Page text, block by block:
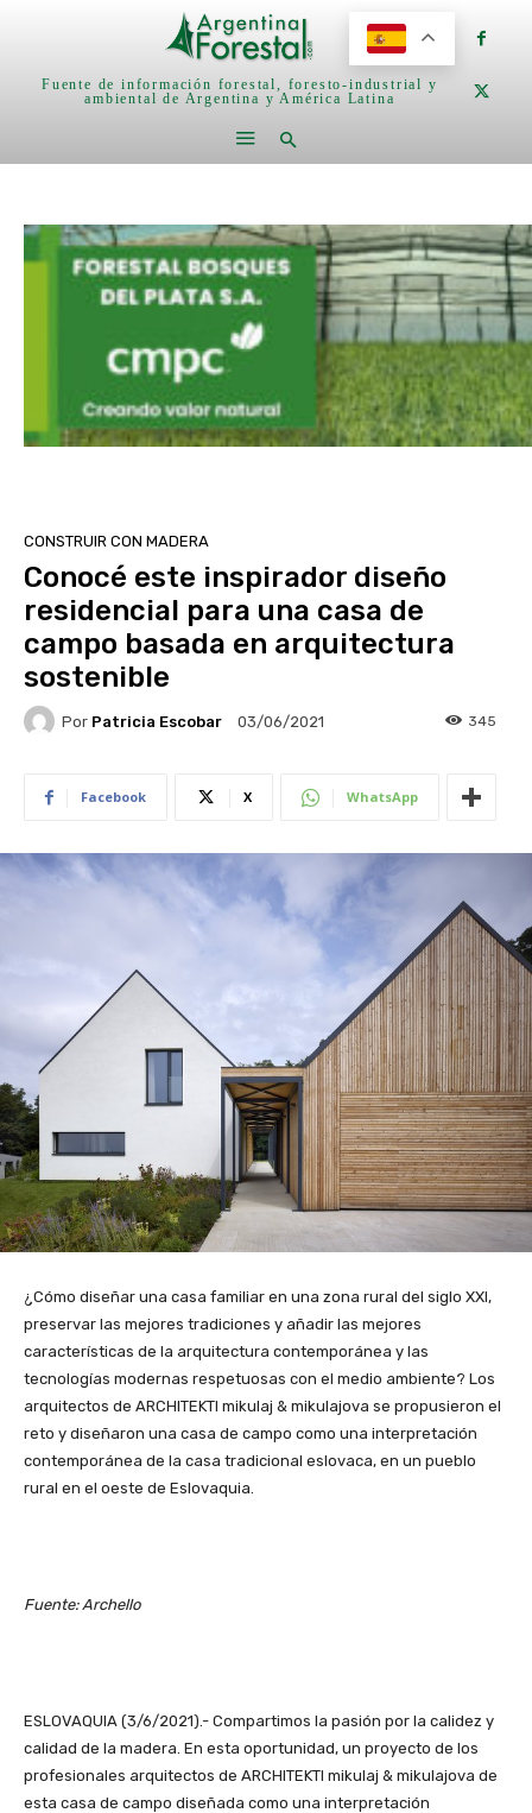
Fuente de información forestal, foresto-industrial y
ambiental de Argentina y América Latina
CONSTRUIR CON MADERA
Conocé este inspirador diseño
residencial para una casa de
campo basada en arquitectura
sostenible
Por Patricia Escobar 03/06/2021 345
Facebook X WhatsApp
¿Cómo diseñar una casa familiar en una zona rural del siglo XXI,
preservar las mejores tradiciones y añadir las mejores
características de la arquitectura contemporánea y las
tecnologías modernas respetuosas con el medio ambiente? Los
arquitectos de ARCHITEKTI mikulaj & mikulajova se propusieron el
reto y diseñaron una casa de campo como una interpretación
contemporánea de la casa tradicional eslovaca, en un pueblo
rural en el oeste de Eslovaquia.
Fuente: Archello
ESLOVAQUIA (3/6/2021).- Compartimos la pasión por la calidez y
calidad de la madera. En esta oportunidad, un proyecto de los
profesionales arquitectos de ARCHITEKTI mikulaj & mikulajova de
esta casa de campo diseñada como una interpretación